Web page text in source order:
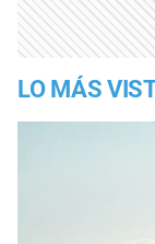
LO MÁS